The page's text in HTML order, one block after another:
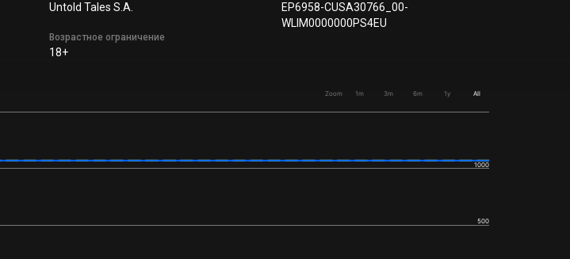
Untold Tales S.A.
Возрастное ограничение
18+
EP6958-CUSA30766_00-
WLIM0000000PS4EU
Zoom 1m 3m 6m 1y All
500
1000